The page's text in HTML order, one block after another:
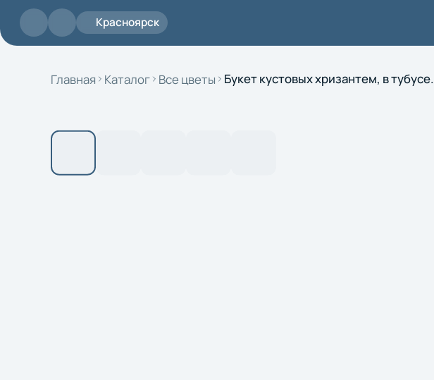
Перейти к основному содержанию
Красноярск
Главная Каталог Все цветы
Букет кустовых хризантем, в тубусе.
Поиск
Доставка